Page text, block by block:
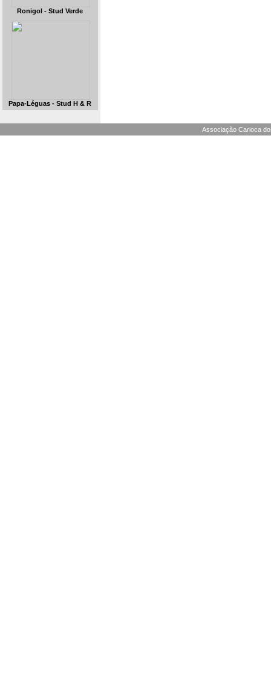
Ronigol - Stud Verde
Papa-Léguas - Stud H & R
Associação Carioca